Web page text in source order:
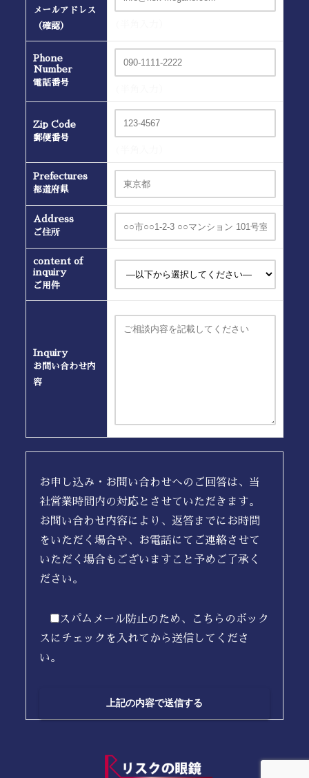
メールアドレス
（確認）
Phone
Number
電話番号
Zip Code
郵便番号
Prefectures
都道府県
Address
ご住所
content of
inquiry
ご用件
Inquiry
お問い合わせ内
容
お申し込み・お問い合わせへのご回答は、当
社営業時間内の対応とさせていただきます。
お問い合わせ内容により、返答までにお時間
をいただく場合や、お電話にてご連絡させて
いただく場合もございますこと予めご了承く
ださい。
スパムメール防止のため、こちらのボック
スにチェックを入れてから送信してくださ
い。